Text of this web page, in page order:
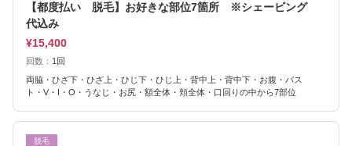
【都度払い 脱毛】お好きな部位7箇所 ※シェービング
代込み
¥15,400
回数： 1回
両脇・ひざ下・ひざ上・ひじ下・ひじ上・背中上・背中下・お腹・バス
ト・V・I・O・うなじ・お尻・額全体・頬全体・口回りの中から7部位
脱毛